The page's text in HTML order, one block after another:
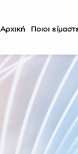
Αρχική Ποιοι